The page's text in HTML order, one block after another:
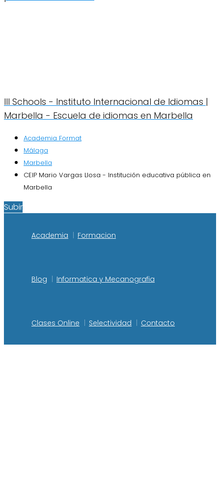
III Schools - Instituto Internacional de Idiomas |
Marbella - Escuela de idiomas en Marbella
Academia Format
Málaga
Marbella
CEIP Mario Vargas Llosa - Institución educativa pública en
Marbella
Subir
Academia Formacion
Blog Informatica y Mecanografia
Clases Online Selectividad Contacto